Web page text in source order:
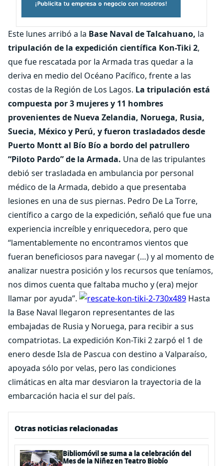
Este lunes arribó a la Base Naval de Talcahuano, la
tripulación de la expedición científica Kon-Tiki 2,
que fue rescatada por la Armada tras quedar a la
deriva en medio del Océano Pacífico, frente a las
costas de la Región de Los Lagos. La tripulación está
compuesta por 3 mujeres y 11 hombres
provenientes de Nueva Zelandia, Noruega, Rusia,
Suecia, México y Perú, y fueron trasladados desde
Puerto Montt al Bío Bío a bordo del patrullero
“Piloto Pardo” de la Armada. Una de las tripulantes
debió ser trasladada en ambulancia por personal
médico de la Armada, debido a que presentaba
lesiones en una de sus piernas. Pedro De La Torre,
científico a cargo de la expedición, señaló que fue una
experiencia increíble y enriquecedora, pero que
“lamentablemente no encontramos vientos que
fueran beneficiosos para navegar (…) y al momento de
analizar nuestra posición y los recursos que teníamos,
nos dimos cuenta que faltaba mucho y (era) mejor
llamar por ayuda”.
Hasta
la Base Naval llegaron representantes de las
embajadas de Rusia y Noruega, para recibir a sus
compatriotas. La expedición Kon-Tiki 2 zarpó el 1 de
enero desde Isla de Pascua con destino a Valparaíso,
apoyada sólo por velas, pero las condiciones
climáticas en alta mar desviaron la trayectoria de la
embarcación hacia el sur del país.
Otras noticias relacionadas
Bibliomóvil se suma a la celebración del
Mes de la Niñez en Teatro Biobío